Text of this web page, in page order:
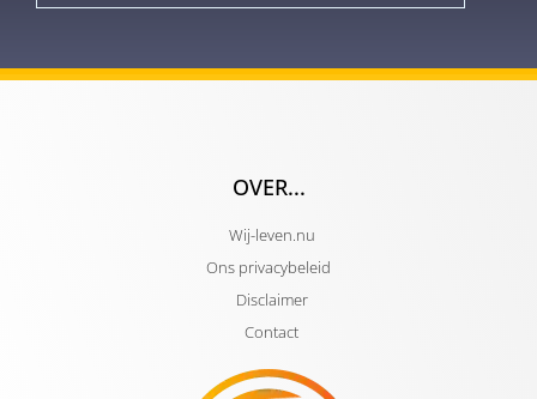
OVER...
Wij-leven.nu
Ons privacybeleid
Disclaimer
Contact